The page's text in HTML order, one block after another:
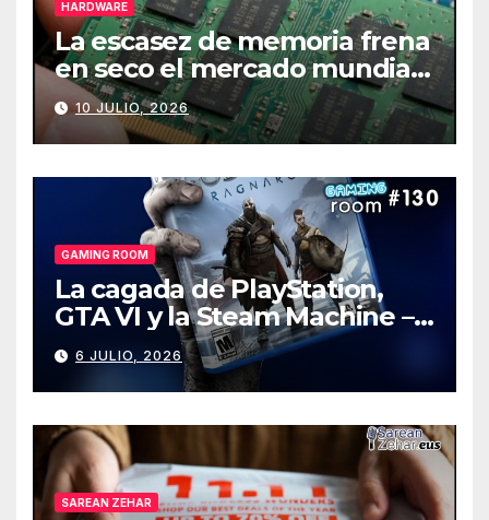
HARDWARE
La escasez de memoria frena
en seco el mercado mundial
de PCs
10 JULIO, 2026
GAMING ROOM
La cagada de PlayStation,
GTA VI y la Steam Machine –
Gaming Room #130
6 JULIO, 2026
SAREAN ZEHAR